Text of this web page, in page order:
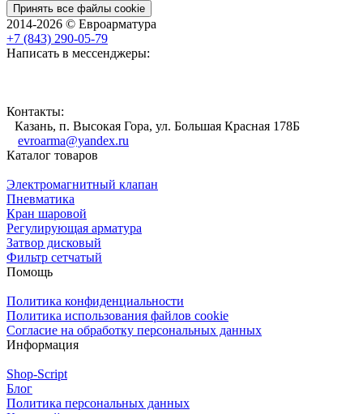
Принять все файлы cookie
2014-2026 © Евроарматура
+7 (843) 290-05-79
Написать в мессенджеры:
Контакты:
Казань, п. Высокая Гора, ул. Большая Красная 178Б
evroarma@yandex.ru
Каталог товаров
Электромагнитный клапан
Пневматика
Кран шаровой
Регулирующая арматура
Затвор дисковый
Фильтр сетчатый
Помощь
Политика конфиденциальности
Политика использования файлов cookie
Согласие на обработку персональных данных
Информация
Shop-Script
Блог
Политика персональных данных